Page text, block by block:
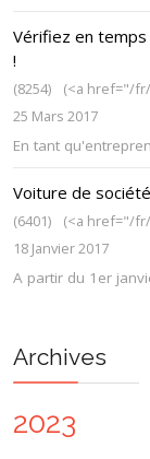
Vérifiez en
!
(8254)
(<a href="/
25 Mars 2017
En tant
Voiture de
(6401)
(<a href="/
18 Janvier 2017
A partir du 1er
Archives
2023